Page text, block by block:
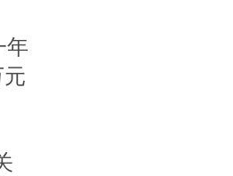
年